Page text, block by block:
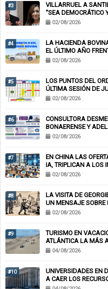
#3
VILLARRUEL A
“SEA DEMOCRÁTICO
02/08/2026
#4
LA HACIENDA
EL ÚLTIMO AÑO
02/08/2026
#5
LOS PUNTOS DEL
ÚLTIMA SESIÓN DE
02/08/2026
#6
CONSULTORA
BONAERENSE Y
KICILLOF-MILEI
02/08/2026
#7
EN CHINA LAS
IA, TRIPLICAN A LOS
02/08/2026
#8
LA VISITA DE
UN MENSAJE
02/08/2026
#9
TURISMO EN
ATLÁNTICA LA MÁS
04/08/2026
#10
UNIVERSIDADES EN
A CAER LOS